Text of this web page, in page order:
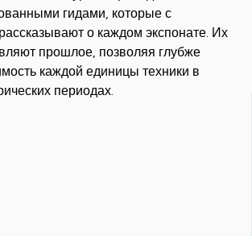
гидами, которые с
о каждом экспонате. Их
прошлое, позволяя глубже
каждой единицы техники в
периодах.